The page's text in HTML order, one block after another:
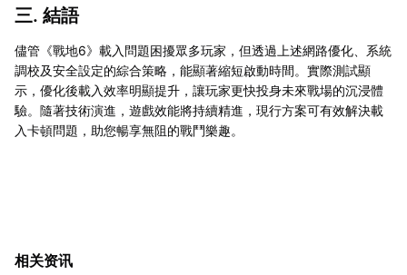
三. 結語
儘管《戰地6》載入問題困擾眾多玩家，但透過上述網路優化、系統
調校及安全設定的綜合策略，能顯著縮短啟動時間。實際測試顯
示，優化後載入效率明顯提升，讓玩家更快投身未來戰場的沉浸體
驗。隨著技術演進，遊戲效能將持續精進，現行方案可有效解決載
入卡頓問題，助您暢享無阻的戰鬥樂趣。
相关资讯